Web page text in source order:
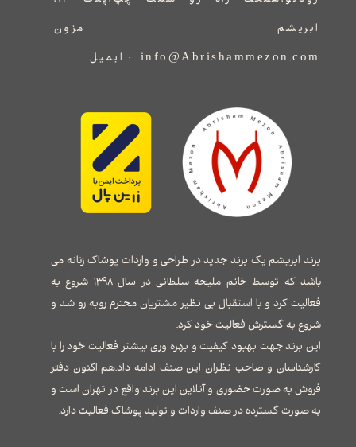
برند ابریشم یک برند جدید در طراحی و واردات پوشاک زنانه می
باشد که توسط خانم ملیحه سلطانی در سال ۱۳۹۸ شروع به
فعالیت کرد و با استقبال بی نظیر مشتریان محترم روبه رو شد و
شروع به گسترش فعالیت خود کرد.
این برند جهت بهبود کیفیت و بهره وری بیشتر فعالیت خود را با
کارشناسان و صاحب نظران این صنف ادامه داد.هم اکنون دفتر
فروش به صورت حضوری و آنلاین این برند واقع در تهران است و
به صورت گسترده در صنف واردات و تولید پوشاک فعالیت دارد.
ابریشم مزون
info@Abrishammezon.com : ایمیل